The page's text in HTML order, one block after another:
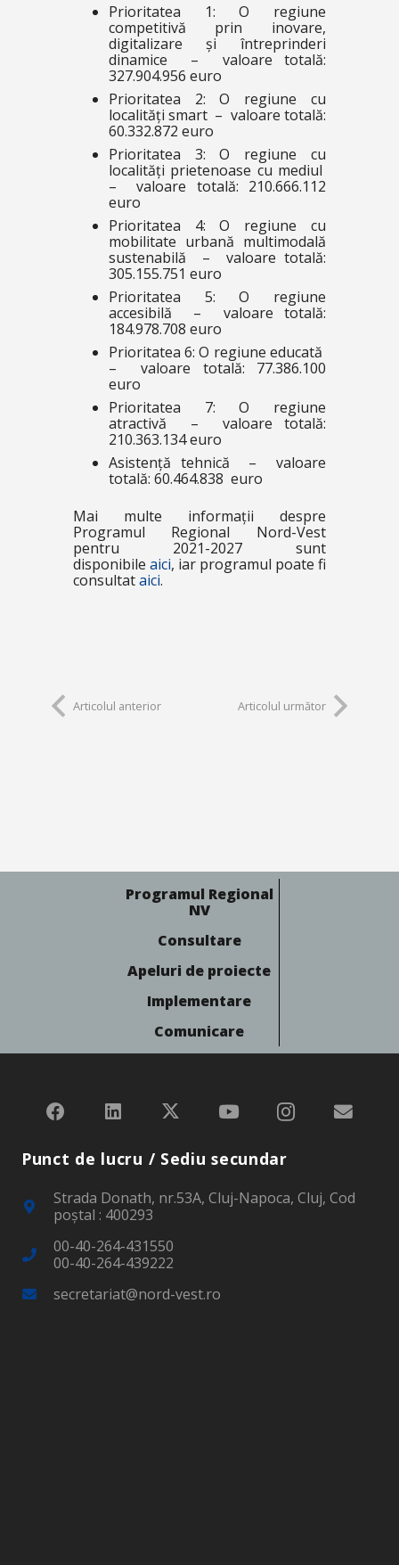
Prioritatea 1: O regiune
competitivă prin inovare,
digitalizare și întreprinderi
dinamice – valoare totală:
327.904.956 euro
Prioritatea 2: O regiune cu
localități smart – valoare totală:
60.332.872 euro
Prioritatea 3: O regiune cu
localități prietenoase cu mediul
– valoare totală: 210.666.112
euro
Prioritatea 4: O regiune cu
mobilitate urbană multimodală
sustenabilă – valoare totală:
305.155.751 euro
Prioritatea 5: O regiune
accesibilă – valoare totală:
184.978.708 euro
Prioritatea 6: O regiune educată
– valoare totală: 77.386.100
euro
Prioritatea 7: O regiune
atractivă – valoare totală:
210.363.134 euro
Asistență tehnică – valoare
totală: 60.464.838 euro
Mai multe informații despre
Programul Regional Nord-Vest
pentru 2021-2027 sunt
disponibile aici, iar programul poate fi
consultataici.
Articolul anterior Articolul următor
Programul Regional
NV
Consultare
Apeluri de proiecte
Implementare
Comunicare
Punct de lucru / Sediu secundar
Strada Donath, nr.53A, Cluj-Napoca, Cluj, Cod
poştal : 400293
00-40-264-431550
00-40-264-439222
secretariat@nord-vest.ro